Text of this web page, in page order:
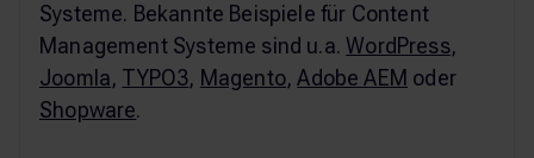
Systeme. Bekannte Beispiele für Content
Management Systeme sind u.a.WordPress,
Joomla, TYPO3, Magento,Adobe AEM oder
Shopware.